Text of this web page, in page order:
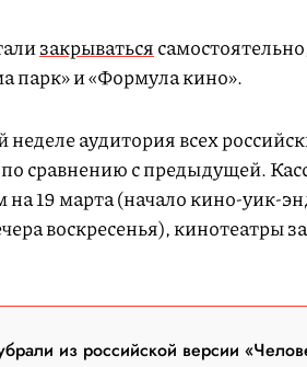
закрываться
парк» и «Формула кино».
аудитория всех
сравнению с предыдущей.
19 марта (начало кино-уик-
воскресенья), кинотеатры
из российской версии